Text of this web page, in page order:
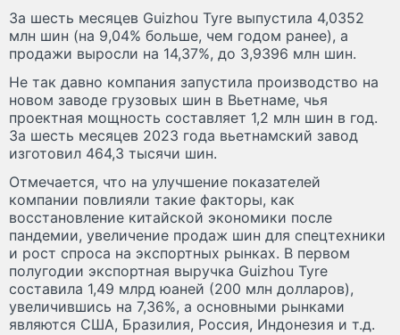
За шесть месяцев Guizhou Tyre выпустила 4,0352
млн шин (на 9,04% больше, чем годом ранее), а
продажи выросли на 14,37%, до 3,9396 млн шин.
Не так давно компания запустила производство на
новом заводе грузовых шин в Вьетнаме, чья
проектная мощность составляет 1,2 млн шин в год.
За шесть месяцев 2023 года вьетнамский завод
изготовил 464,3 тысячи шин.
Отмечается, что на улучшение показателей
компании повлияли такие факторы, как
восстановление китайской экономики после
пандемии, увеличение продаж шин для спецтехники
и рост спроса на экспортных рынках. В первом
полугодии экспортная выручка Guizhou Tyre
составила 1,49 млрд юаней (200 млн долларов),
увеличившись на 7,36%, а основными рынками
являются США, Бразилия, Россия, Индонезия и т.д.